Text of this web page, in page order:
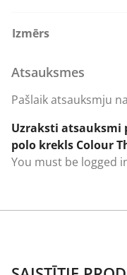
Izmērs
Atsauksmes
Pašlaik atsauksmju
Uzraksti atsauksmi
polo krekls Colour
You must be logged